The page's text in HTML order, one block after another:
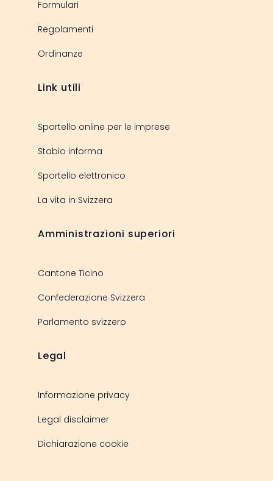
Formulari
Regolamenti
Ordinanze
Link utili
Sportello online per le imprese
Stabio informa
Sportello elettronico
La vita in Svizzera
Amministrazioni superiori
Cantone Ticino
Confederazione Svizzera
Parlamento svizzero
Legal
Informazione privacy
Legal disclaimer
Dichiarazione cookie